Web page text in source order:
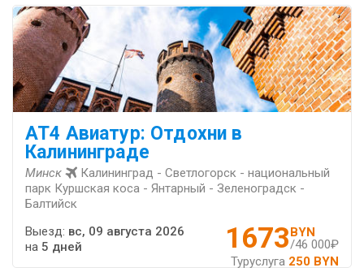
AT4 Авиатур: Отдохни в
Калининграде
Минск
Калининград - Светлогорск - национальный
парк Куршская коса - Янтарный - Зеленоградск -
Балтийск
1673BYN
/46 000₽
Туруслуга 250 BYN
Выезд: вс, 09 августа 2026
на 5 дней